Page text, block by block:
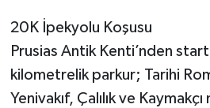
20K İpekyolu Koşusu
Prusias Antik Kenti’nden
kilometrelik parkur; Tarihi
Yenivakıf, Çalılık ve